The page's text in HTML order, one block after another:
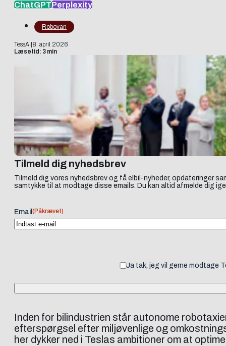
ChatGPTPerplexity
Robovan
TessAI 8. april 2026
Læsetid: 3 min
Tilmeld dig nyhedsbrev
Tilmeld dig vores nyhedsbrev og få elbil-nyheder, opdateringer
samtykke til at modtage disse emails. Du kan altid afmelde dig
Email (Påkrævet)
Ja tak, jeg vil gerne modtage
Inden for bilindustrien står autonome
efterspørgsel efter miljøvenlige og
her dykker ned i Teslas ambitioner om at